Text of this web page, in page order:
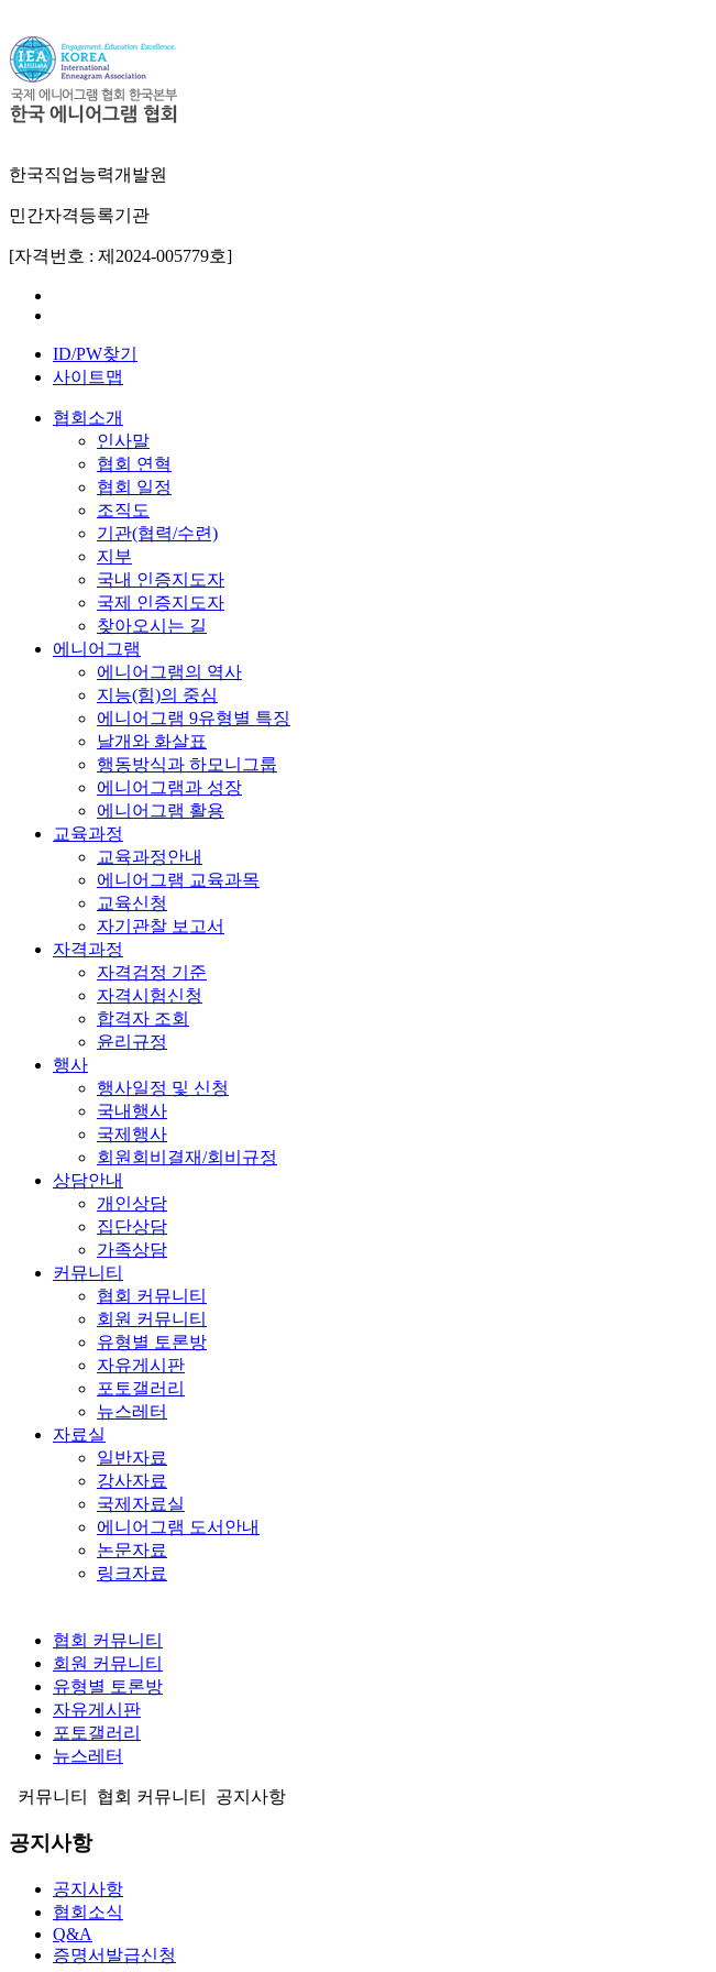
한국직업능력개발원
민간자격등록기관
[자격번호 : 제2024-005779호]
ID/PW찾기
사이트맵
협회소개
인사말
협회 연혁
협회 일정
조직도
기관(협력/수련)
지부
국내 인증지도자
국제 인증지도자
찾아오시는 길
에니어그램
에니어그램의 역사
지능(힘)의 중심
에니어그램 9유형별 특징
날개와 화살표
행동방식과 하모니그룹
에니어그램과 성장
에니어그램 활용
교육과정
교육과정안내
에니어그램 교육과목
교육신청
자기관찰 보고서
자격과정
자격검정 기준
자격시험신청
합격자 조회
윤리규정
행사
행사일정 및 신청
국내행사
국제행사
회원회비결재/회비규정
상담안내
개인상담
집단상담
가족상담
커뮤니티
협회 커뮤니티
회원 커뮤니티
유형별 토론방
자유게시판
포토갤러리
뉴스레터
자료실
일반자료
강사자료
국제자료실
에니어그램 도서안내
논문자료
링크자료
협회 커뮤니티
회원 커뮤니티
유형별 토론방
자유게시판
포토갤러리
뉴스레터
커뮤니티 협회 커뮤니티 공지사항
공지사항
공지사항
협회소식
Q&A
증명서발급신청